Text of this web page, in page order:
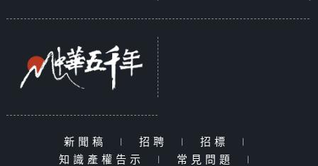
新聞稿 | 招聘 | 招標
|
知識產權告示
| 常見問題 |